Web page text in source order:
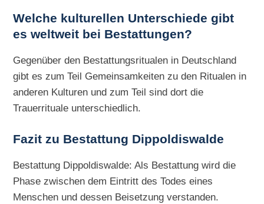
Welche kulturellen Unterschiede gibt
es weltweit bei Bestattungen?
Gegenüber den Bestattungsritualen in Deutschland
gibt es zum Teil Gemeinsamkeiten zu den Ritualen in
anderen Kulturen und zum Teil sind dort die
Trauerrituale unterschiedlich.
Fazit zu Bestattung Dippoldiswalde
Bestattung Dippoldiswalde: Als Bestattung wird die
Phase zwischen dem Eintritt des Todes eines
Menschen und dessen Beisetzung verstanden.